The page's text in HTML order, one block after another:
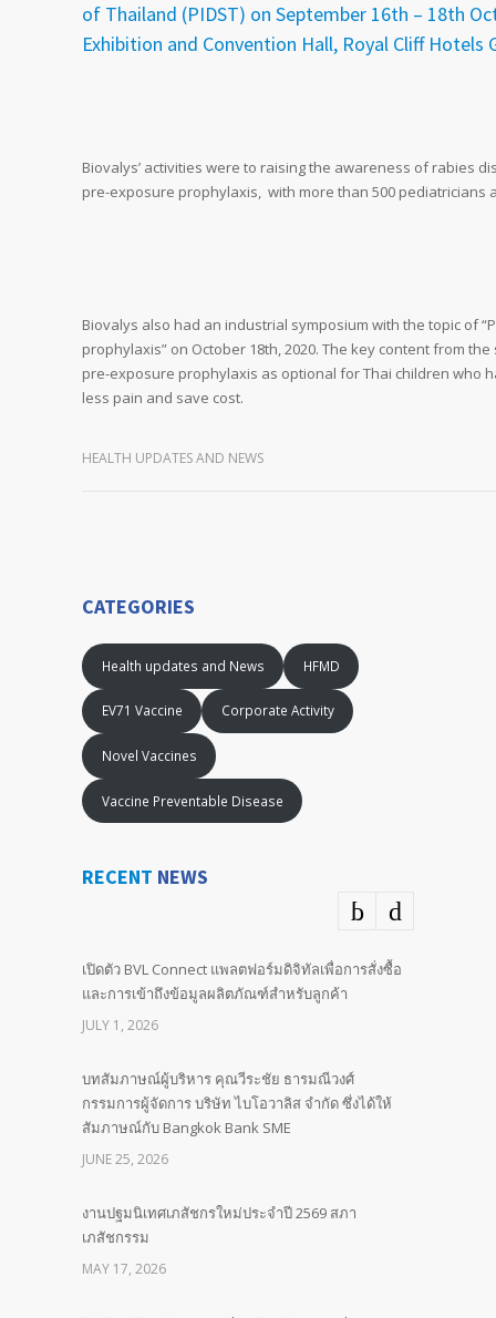
of Thailand (PIDST) on September 16th – 18th
Exhibition and Convention Hall, Royal Cliff Hotels
Biovalys’ activities were to raising the awareness of rabies
pre-exposure prophylaxis, with more than 500 pediatricians
Biovalys also had an industrial symposium with the topic of
prophylaxis” on October 18th, 2020. The key content from
pre-exposure prophylaxis as optional for Thai children who
less pain and save cost.
HEALTH UPDATES AND NEWS
CATEGORIES
Health updates and News HFMD
EV71 Vaccine Corporate Activity
Novel Vaccines
Vaccine Preventable Disease
RECENT NEWS
เปิดตัว BVL Connect แพลตฟอร์มดิจิทัลเพื่อการสั่งซื้อ
และการเข้าถึงข้อมูลผลิตภัณฑ์สำหรับลูกค้า
JULY 1, 2026
บทสัมภาษณ์ผู้บริหาร คุณวีระชัย ธารมณีวงศ์
กรรมการผู้จัดการ บริษัท ไบโอวาลิส จำกัด ซึ่งได้ให้
สัมภาษณ์กับ Bangkok Bank SME
JUNE 25, 2026
งานปฐมนิเทศเภสัชกรใหม่ประจำปี 2569 สภา
เภสัชกรรม
MAY 17, 2026